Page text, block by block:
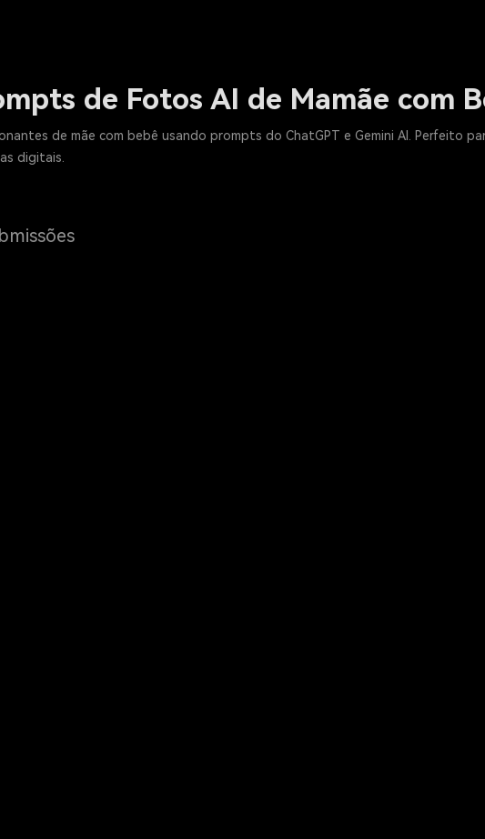
de Fotos AI de Mamãe com
de mãe com bebê usando prompts do ChatGPT e Gemini AI. Perfeito
digitais.